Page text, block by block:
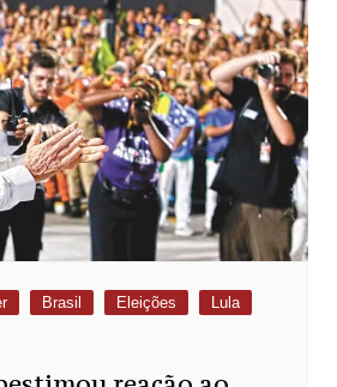
Brasil Eleições
Lula